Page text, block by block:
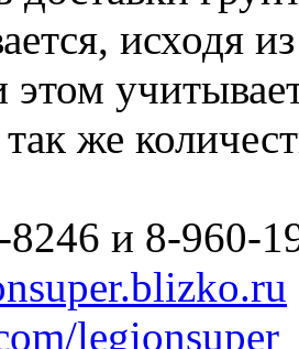
исходя
этом
так же
и 8-960-
legionsuper